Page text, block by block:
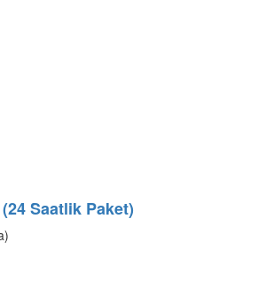
Saatlik Paket)